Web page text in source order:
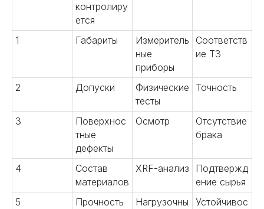
контролиру
ется
1 Габариты
Измеритель
ные
приборы
Соответств
ие ТЗ
2 Допуски
Физические
тесты
Точность
3
Поверхнос
тные
дефекты
Осмотр
Отсутствие
брака
4
Состав
материалов
XRF-анализ
Подтвержд
ение сырья
5
Прочность
Нагрузочны
Устойчивос